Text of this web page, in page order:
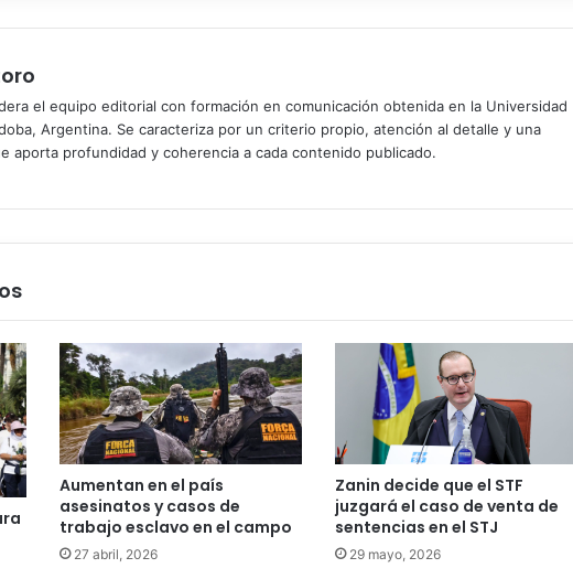
el equipo editorial con formación en comunicación obtenida en la Universidad
Argentina. Se caracteriza por un criterio propio, atención al detalle y una
aporta profundidad y coherencia a cada contenido publicado.
Aumentan en el país
asesinatos y casos de
trabajo esclavo en el campo
27 abril, 2026
Zanin decide que el STF
juzgará el caso de venta de
sentencias en el STJ
29 mayo, 2026